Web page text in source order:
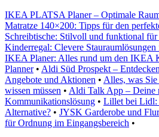
IKEA PLATSA Planer – Optimale
Matratze 140×200: Tipps für den
Schreibtische: Stilvoll und funktional
Kinderregal: Clevere
IKEA Planer: Alles rund um den IKEA
Planner• Aldi Süd Prospekt –
Angebote und Aktionen • Alles, was
wissen müssen • Aldi Talk App – Deine
Kommunikationslösung • Lillet bei Lidl:
Alternative? • JYSK Garderobe und
für Ordnung im Eingangsbereich •